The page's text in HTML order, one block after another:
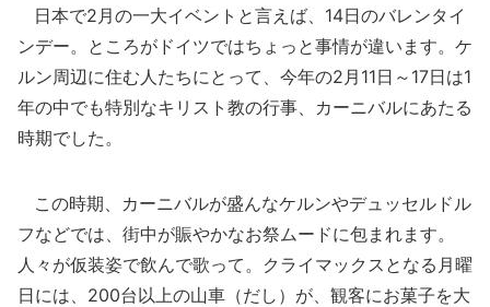
日本で2月の一大イベントと言えば、14日のバレンタイ
ンデー。ところがドイツではちょっと事情が違います。ケ
ルン周辺に住む人たちにとって、今年の2月11日～17日は1
年の中でも特別なキリスト教の行事、カーニバルにあたる
時期でした。
この時期、カーニバルが盛んなケルンやデュッセルドル
フなどでは、街中が賑やかなお祭ムードに包まれます。
人々が仮装姿で飲んで歌って。クライマックスとなる月曜
日には、200台以上の山車（だし）が、観客にお菓子を大